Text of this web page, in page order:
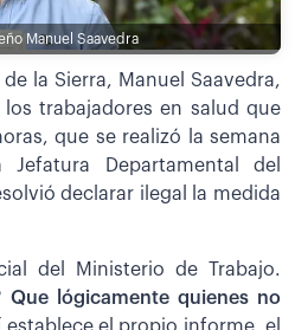
Manuel Saavedra
la Sierra, Manuel Saavedra,
trabajadores en salud que
que se realizó la semana
Departamental del
declarar ilegal la medida
del Ministerio de Trabajo.
Que lógicamente quienes no
establece el propio informe, el